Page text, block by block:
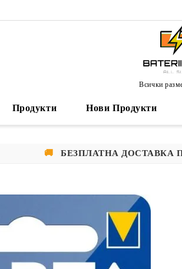
Всички
Продукти Нови Продукти
🚚 БЕЗПЛАТНА ДОСТАВКА